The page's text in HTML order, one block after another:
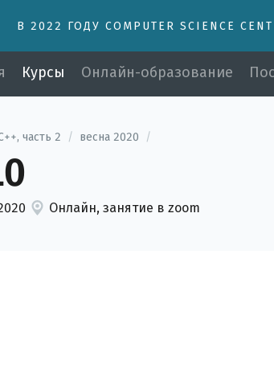
В 2022 ГОДУ COMPUTER SCIENCE
Курсы Онлайн-образование
часть 2 / весна 2020 /
Онлайн, занятие в zoom